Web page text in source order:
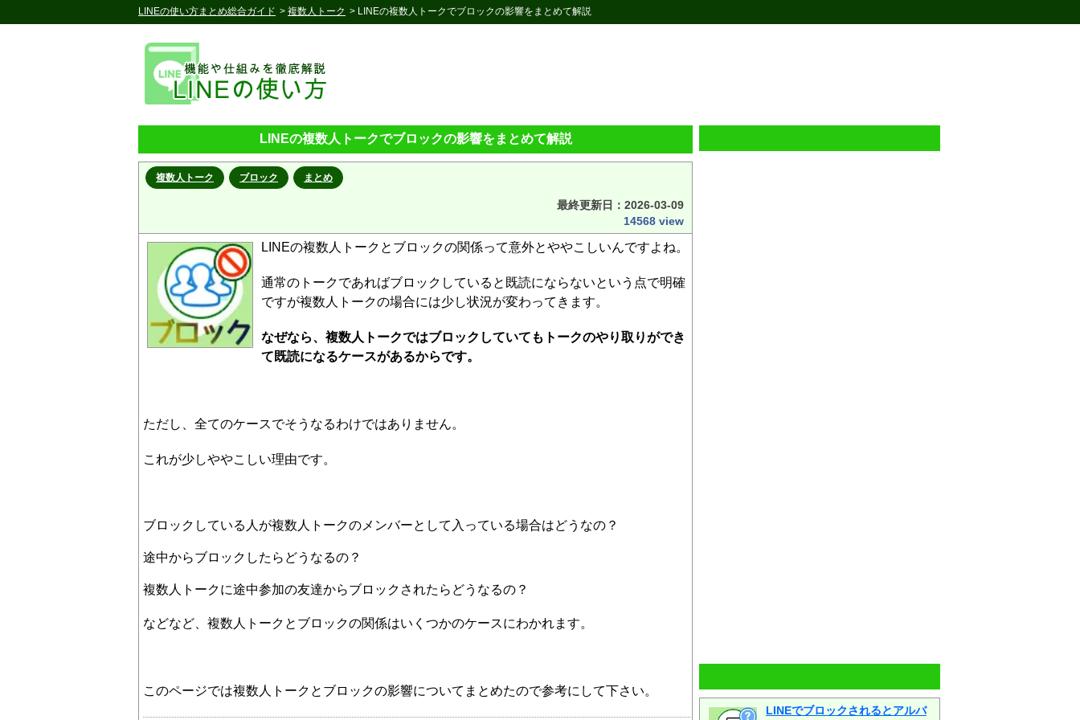
LINEの使い方まとめ総合ガイド > 複数人トーク > LINEの複数人トークでブロックの影響をまとめて解説
LINEの複数人トークでブロックの影響をまとめて解説
複数人トーク ブロック まとめ
最終更新日： 2026-03-09
14568 view
LINEの複数人トークとブロックの関係って意外とややこしいんですよね。
通常のトークであればブロックしていると既読にならないという点で明確
ですが複数人トークの場合には少し状況が変わってきます。
なぜなら、複数人トークではブロックしていてもトークのやり取りができ
て既読になるケースがあるからです。
ただし、全てのケースでそうなるわけではありません。
これが少しややこしい理由です。
ブロックしている人が複数人トークのメンバーとして入っている場合はどうなの？
途中からブロックしたらどうなるの？
複数人トークに途中参加の友達からブロックされたらどうなるの？
などなど、複数人トークとブロックの関係はいくつかのケースにわかれます。
このページでは複数人トークとブロックの影響についてまとめたので参考にして下さい。
LINEでブロックされるとアルバ